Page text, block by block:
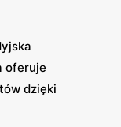
oferuje
dzięki